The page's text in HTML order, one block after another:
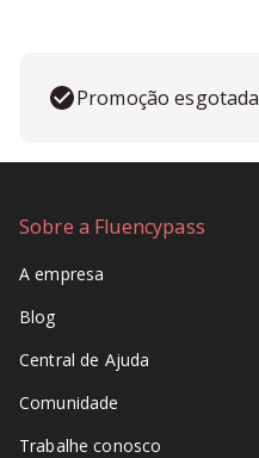
Promoção esgotada
Sobre a Fluencypass
A empresa
Blog
Central de Ajuda
Comunidade
Trabalhe conosco